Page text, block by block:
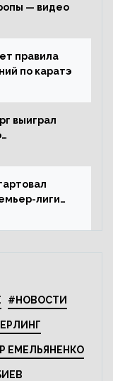
— видео
правила
по каратэ
выиграл
лиги
#НОВОСТИ
ЕМЕЛЬЯНЕНКО